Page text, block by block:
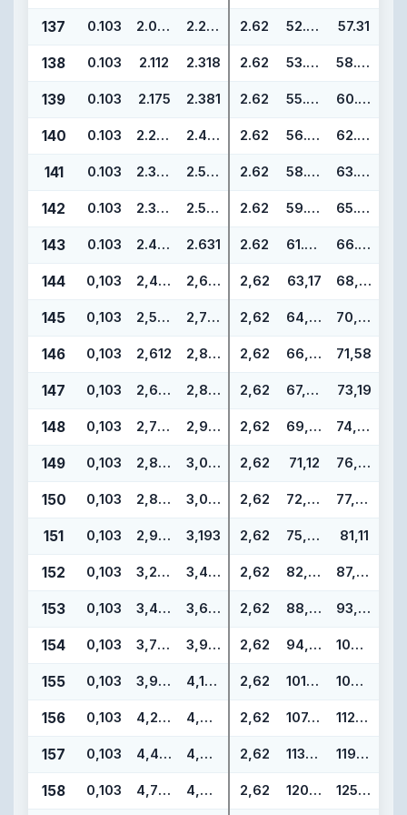
137 0.103 2.050 2.256 2.62 52.07 57.31
138 0.103 2.112 2.318 2.62 53.64 58.88
139 0.103 2.175 2.381 2.62 55.25 60.49
140 0.103 2.237 2.443 2.62 56.82 62.06
141 0.103 2.300 2.506 2.62 58.42 63.66
142 0.103 2.362 2.568 2.62 59.99 65.23
143 0.103 2.425 2.631 2.62 61.60 66.84
144 0,103 2,487 2,693 2,62 63,17 68,41
145 0,103 2,550 2,756 2,62 64,77 70,01
146 0,103 2,612 2,818 2,62 66,34 71,58
147 0,103 2,675 2,881 2,62 67,95 73,19
148 0,103 2,737 2,943 2,62 69,52 74,76
149 0,103 2,800 3,006 2,62 71,12 76,36
150 0,103 2,862 3,068 2,62 72,69 77,93
151 0,103 2,987 3,193 2,62 75,87 81,11
152 0,103 3,237 3,443 2,62 82,22 87,46
153 0,103 3,487 3,693 2,62 88,57 93,81
154 0,103 3,737 3,943 2,62 94,92 100,16
155 0,103 3,987 4,193 2,62 101,27 106,51
156 0,103 4,237 4,443 2,62 107,62 112,86
157 0,103 4,487 4,693 2,62 113,97 119,21
158 0,103 4,737 4,943 2,62 120,32 125,56